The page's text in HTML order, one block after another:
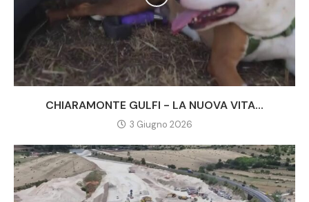
CHIARAMONTE GULFI - LA NUOVA VITA...
3 Giugno 2026